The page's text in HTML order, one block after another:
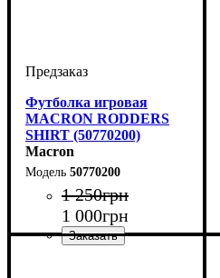
Футболка игровая
MACRON RODDERS
SHIRT (50770200)
Macron
50770200
1 250грн
1 000грн